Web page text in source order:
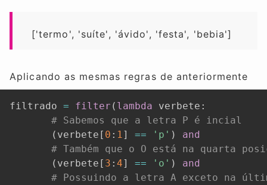
['termo', 'suíte', 'ávido', 'festa', 'bebia']
Aplicando as mesmas regras de anteriormente
filtrado = filter ( lambda verbete :
# Sabemos que a letra P é incial
( verbete [ 0 : 1] == 'p' )
and
# Também que o O está na quarta
( verbete [ 3 : 4] == 'o' )
and
# Possuindo a letra A exceto na